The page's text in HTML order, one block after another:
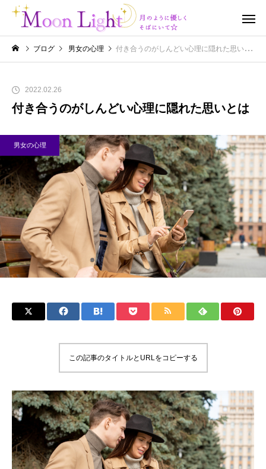
ブログ 男女の心理 付き合うのがしんどい心理に隠れた思いとは
2022.02.26
付き合うのがしんどい心理に隠れた思いとは
男女の心理
この記事のタイトルとURLをコピーする